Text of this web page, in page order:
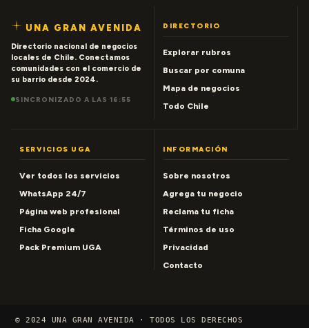
UNA GRAN AVENIDA
Directorio nacional de negocios
locales de Chile. Conectamos
comunidades con el comercio de
su barrio desde 2024.
SINCRONIZADO A LAS 16:55
DIRECTORIO
Explorar rubros
Buscar por comuna
Mapa de negocios
Todo Chile
SERVICIOS UGA
Ver todos los servicios
WhatsApp 24/7
Página web profesional
Ficha Google
Pack Premium UGA
INFORMACIÓN
Sobre nosotros
Agrega tu negocio
Reclama tu ficha
Términos de uso
Privacidad
Contacto
© 2024 UNA GRAN AVENIDA · TODOS LOS DERECHOS